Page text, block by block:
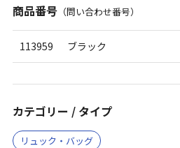
商品番号（問い合わせ番号）
113959 ブラック
カテゴリー / タイプ
リュック・バッグ